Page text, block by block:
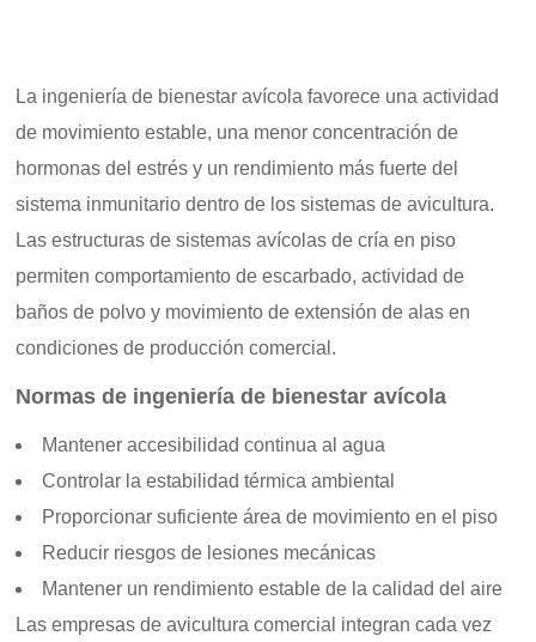
La ingeniería de bienestar avícola favorece una actividad
de movimiento estable, una menor concentración de
hormonas del estrés y un rendimiento más fuerte del
sistema inmunitario dentro de los sistemas de avicultura.
Las estructuras de sistemas avícolas de cría en piso
permiten comportamiento de escarbado, actividad de
baños de polvo y movimiento de extensión de alas en
condiciones de producción comercial.
Normas de ingeniería de bienestar avícola
Mantener accesibilidad continua al agua
Controlar la estabilidad térmica ambiental
Proporcionar suficiente área de movimiento en el piso
Reducir riesgos de lesiones mecánicas
Mantener un rendimiento estable de la calidad del aire
Las empresas de avicultura comercial integran cada vez